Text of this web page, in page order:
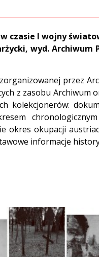
czasie I wojny
wyd. Archiwum
przez
z zasobu Archiwum
kolekcjonerów:
okres okupacji
informacje